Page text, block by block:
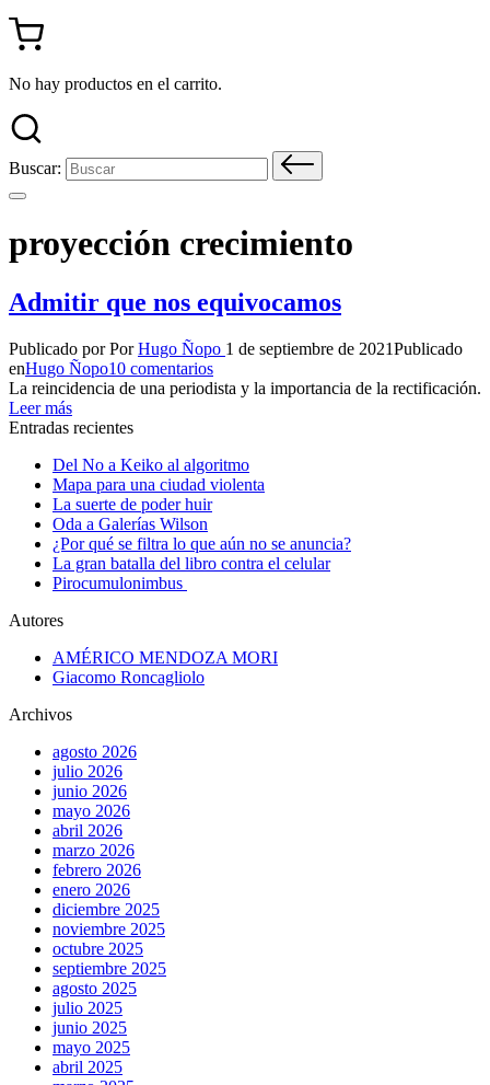
No hay productos en el carrito.
Buscar:
proyección crecimiento
Admitir que nos equivocamos
Publicado por PorHugo Ñopo 1 de septiembre de 2021Publicado
enHugo Ñopo10 comentarios
La reincidencia de una periodista y la importancia de la rectificación.
Leer más
Entradas recientes
Del No a Keiko al algoritmo
Mapa para una ciudad violenta
La suerte de poder huir
Oda a Galerías Wilson
¿Por qué se filtra lo que aún no se anuncia?
La gran batalla del libro contra el celular
Pirocumulonimbus
Autores
AMÉRICO MENDOZA MORI
Giacomo Roncagliolo
Archivos
agosto 2026
julio 2026
junio 2026
mayo 2026
abril 2026
marzo 2026
febrero 2026
enero 2026
diciembre 2025
noviembre 2025
octubre 2025
septiembre 2025
agosto 2025
julio 2025
junio 2025
mayo 2025
abril 2025